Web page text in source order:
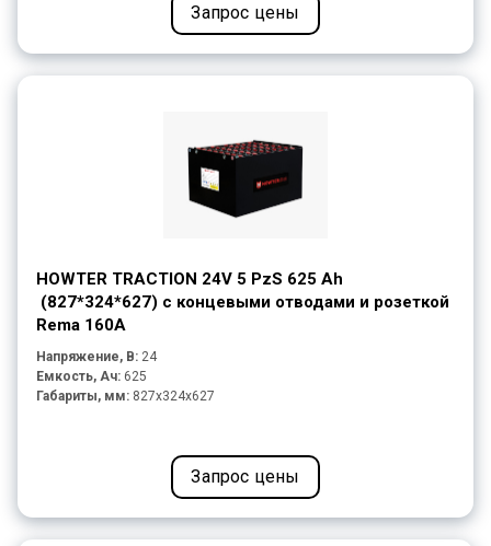
Запрос цены
HOWTER TRACTION 24V 5 PzS 625 Ah
(827*324*627) с концевыми отводами и розеткой
Rema 160A
Напряжение, В: 24
Емкость, Ач: 625
Габариты, мм: 827x324x627
Запрос цены